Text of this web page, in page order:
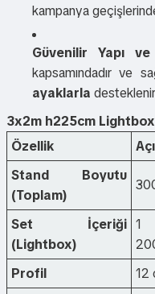
kampanya
Güvenilir Yapı
kapsamındadır ve
ayaklarla
3x2m h225cm
Özellik
Stand Boyutu
(Toplam)
Set İçeriği
(Lightbox)
1
Profil
12